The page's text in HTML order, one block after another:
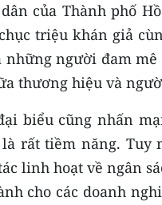
của Thành phố
triệu khán giả
người đam
thương hiệu và
biểu cũng nhấn
rất tiềm năng. Tuy
linh hoạt về ngân
cho các doanh